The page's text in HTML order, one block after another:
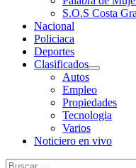
S.O.S Costa
Nacional
Policiaca
Deportes
Clasificados
Autos
Empleo
Propiedades
Tecnologia
Varios
Noticiero en vivo
Buscar: